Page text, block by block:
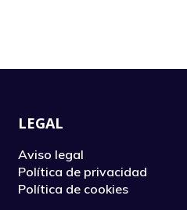
LEGAL
Aviso legal
Política de privacidad
Política de cookies